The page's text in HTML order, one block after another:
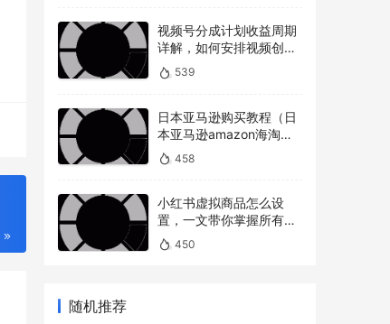
视频号分成计划收益周期
详解，如何安排视频创作
和提现时间？
539
日本亚马逊购买教程（日
本亚马逊amazon海淘下
单教程攻略）
458
小红书虚拟商品怎么设
置，一文带你掌握所有操
作 450
随机推荐